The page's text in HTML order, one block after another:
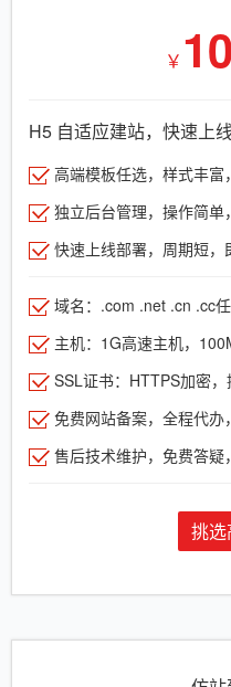
￥
H5 自适应建站，快速上
高端模板任选，样式丰富
独立后台管理，操作简单
快速上线部署，周期短，
域名：.com .net .cn .cc
主机：1G高速主机，
SSL证书：HTTPS加密
免费网站备案，全程代办
售后技术维护，免费答疑
挑